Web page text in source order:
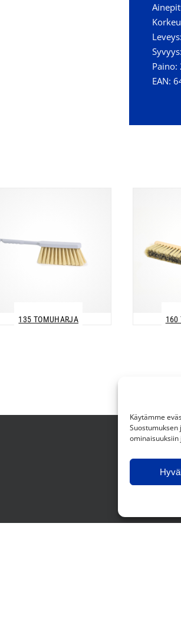
Käytämme
Paino:
EAN:
135 TOMUHARJA 160